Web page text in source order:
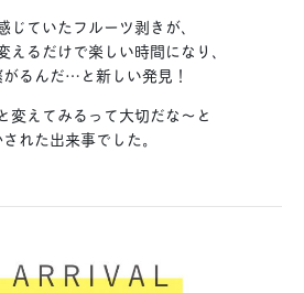
じていたフルーツ剥きが、
えるだけで楽しい時間になり、
るんだ…と新しい発見！
変えてみるって大切だな〜と
れた出来事でした。